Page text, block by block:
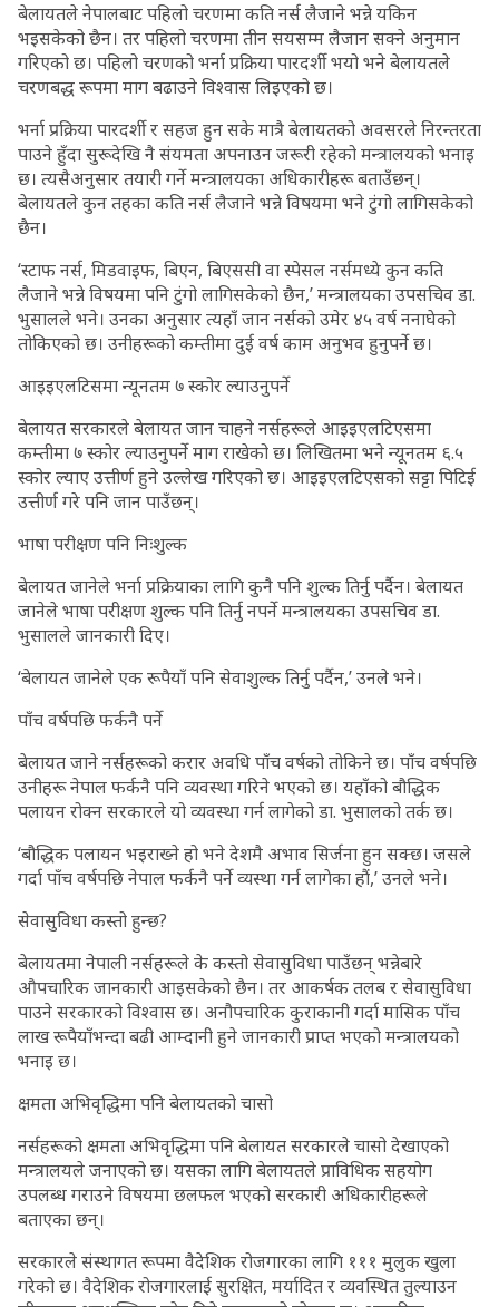
बेलायतले नेपालबाट पहिलो चरणमा कति नर्स लैजाने भन्ने यकिन
भइसकेको छैन। तर पहिलो चरणमा तीन सयसम्म लैजान सक्ने अनुमान
गरिएको छ। पहिलो चरणको भर्ना प्रक्रिया पारदर्शी भयो भने बेलायतले
चरणबद्ध रूपमा माग बढाउने विश्वास लिइएको छ।
भर्ना प्रक्रिया पारदर्शी र सहज हुन सके मात्रै बेलायतको अवसरले निरन्तरता
पाउने हुँदा सुरूदेखि नै संयमता अपनाउन जरूरी रहेको मन्त्रालयको भनाइ
छ। त्यसैअनुसार तयारी गर्ने मन्त्रालयका अधिकारीहरू बताउँछन्।
बेलायतले कुन तहका कति नर्स लैजाने भन्ने विषयमा भने टुंगो लागिसकेको
छैन।
‘स्टाफ नर्स, मिडवाइफ, बिएन, बिएससी वा स्पेसल नर्समध्ये कुन कति
लैजाने भन्ने विषयमा पनि टुंगो लागिसकेको छैन,’ मन्त्रालयका उपसचिव डा.
भुसालले भने। उनका अनुसार त्यहाँ जान नर्सको उमेर ४५ वर्ष ननाघेको
तोकिएको छ। उनीहरूको कम्तीमा दुई वर्ष काम अनुभव हुनुपर्ने छ।
आइइएलटिसमा न्यूनतम ७ स्कोर ल्याउनुपर्ने
बेलायत सरकारले बेलायत जान चाहने नर्सहरूले आइइएलटिएसमा
कम्तीमा ७ स्कोर ल्याउनुपर्ने माग राखेको छ। लिखितमा भने न्यूनतम ६.५
स्कोर ल्याए उत्तीर्ण हुने उल्लेख गरिएको छ। आइइएलटिएसको सट्टा पिटिई
उत्तीर्ण गरे पनि जान पाउँछन्।
भाषा परीक्षण पनि निःशुल्क
बेलायत जानेले भर्ना प्रक्रियाका लागि कुनै पनि शुल्क तिर्नु पर्दैन। बेलायत
जानेले भाषा परीक्षण शुल्क पनि तिर्नु नपर्ने मन्त्रालयका उपसचिव डा.
भुसालले जानकारी दिए।
‘बेलायत जानेले एक रूपैयाँ पनि सेवाशुल्क तिर्नु पर्दैन,’ उनले भने।
पाँच वर्षपछि फर्कनै पर्ने
बेलायत जाने नर्सहरूको करार अवधि पाँच वर्षको तोकिने छ। पाँच वर्षपछि
उनीहरू नेपाल फर्कनै पनि व्यवस्था गरिने भएको छ। यहाँको बौद्धिक
पलायन रोक्न सरकारले यो व्यवस्था गर्न लागेको डा. भुसालको तर्क छ।
‘बौद्धिक पलायन भइराख्ने हो भने देशमै अभाव सिर्जना हुन सक्छ। जसले
गर्दा पाँच वर्षपछि नेपाल फर्कनै पर्ने व्यस्था गर्न लागेका हौं,’ उनले भने।
सेवासुविधा कस्तो हुन्छ?
बेलायतमा नेपाली नर्सहरूले के कस्तो सेवासुविधा पाउँछन् भन्नेबारे
औपचारिक जानकारी आइसकेको छैन। तर आकर्षक तलब र सेवासुविधा
पाउने सरकारको विश्वास छ। अनौपचारिक कुराकानी गर्दा मासिक पाँच
लाख रूपैयाँभन्दा बढी आम्दानी हुने जानकारी प्राप्त भएको मन्त्रालयको
भनाइ छ।
क्षमता अभिवृद्धिमा पनि बेलायतको चासो
नर्सहरूको क्षमता अभिवृद्धिमा पनि बेलायत सरकारले चासो देखाएको
मन्त्रालयले जनाएको छ। यसका लागि बेलायतले प्राविधिक सहयोग
उपलब्ध गराउने विषयमा छलफल भएको सरकारी अधिकारीहरूले
बताएका छन्।
सरकारले संस्थागत रूपमा वैदेशिक रोजगारका लागि १११ मुलुक खुला
गरेको छ। वैदेशिक रोजगारलाई सुरक्षित, मर्यादित र व्यवस्थित तुल्याउन